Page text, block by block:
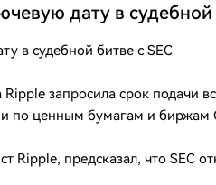
дату в судебной
в судебной битве с SEC
запросила срок подачи
по ценным бумагам и биржам
Ripple, предсказал, что SEC